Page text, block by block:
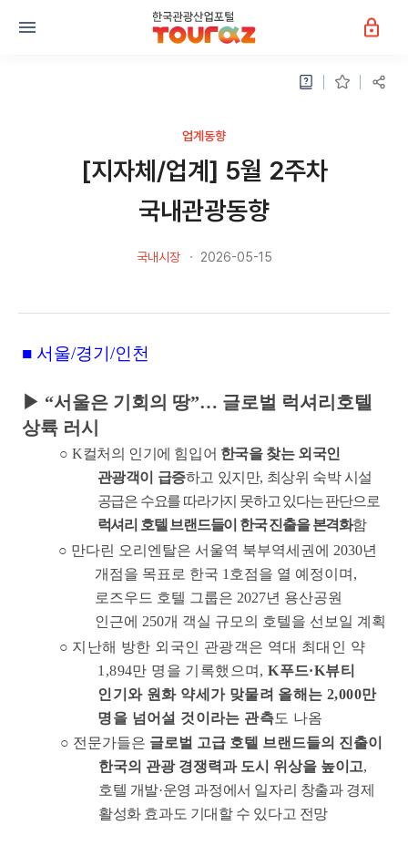
업계동향
[지자체/업계] 5월 2주차
국내관광동향
국내시장 2026-05-15
■ 서울/경기/인천
▶ “서울은 기회의 땅”… 글로벌 럭셔리호텔
상륙 러시
○K컬처의 인기에 힘입어 한국을 찾는 외국인
관광객이 급증하고 있지만, 최상위 숙박 시설
공급은 수요를 따라가지 못하고 있다는 판단으로
럭셔리 호텔 브랜드들이 한국 진출을 본격화함
○ 만다린 오리엔탈은 서울역 북부역세권에 2030년
개점을 목표로 한국 1 호점을 열 예정이며 ,
로즈우드 호텔 그룹은 2027년 용산공원
인근에 250개 객실 규모의 호텔을 선보일 계획
○ 지난해 방한 외국인 관광객은 역대 최대인 약
1,894만 명을 기록했으며 ,K푸드·K뷰티
인기와 원화 약세가 맞물려 올해는 2,000만
명을 넘어설 것이라는 관측도 나옴
○ 전문가들은 글로벌 고급 호텔 브랜드들의 진출이
한국의 관광 경쟁력과 도시 위상을 높이고,
호텔 개발·운영 과정에서 일자리 창출과 경제
활성화 효과도 기대할 수 있다고 전망